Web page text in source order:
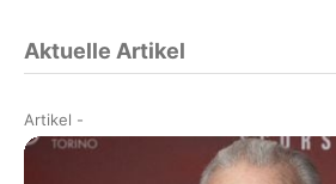
Aktuelle Artikel
Artikel -